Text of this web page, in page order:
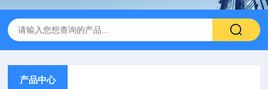
产品中心